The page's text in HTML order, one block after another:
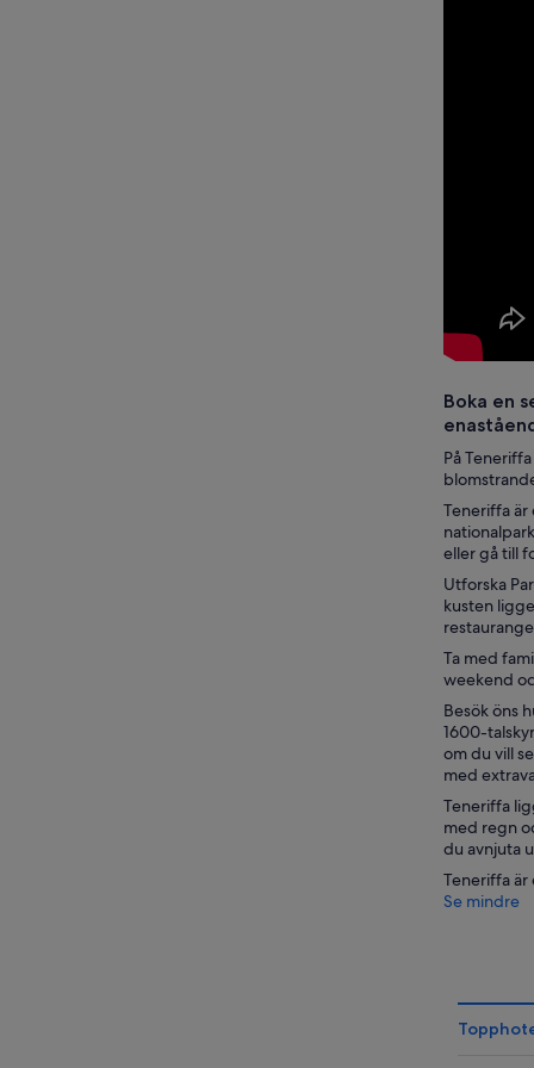
Boka en
På
Teneriffa är
eller gå till
Utforska
kusten
Ta med
weekend
Besök öns
1600-
om du vill
med
Teneriffa
med regn
du avnjuta
Teneriffa
Se mindre